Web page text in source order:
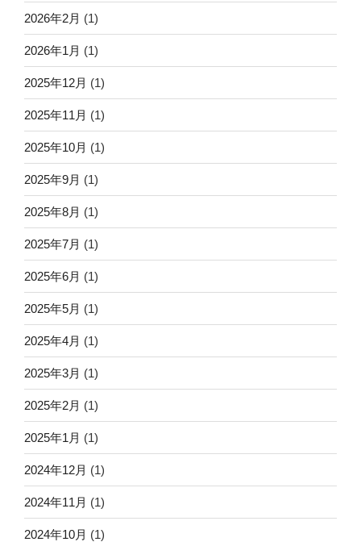
2026年2月 (1)
2026年1月 (1)
2025年12月 (1)
2025年11月 (1)
2025年10月 (1)
2025年9月 (1)
2025年8月 (1)
2025年7月 (1)
2025年6月 (1)
2025年5月 (1)
2025年4月 (1)
2025年3月 (1)
2025年2月 (1)
2025年1月 (1)
2024年12月 (1)
2024年11月 (1)
2024年10月 (1)